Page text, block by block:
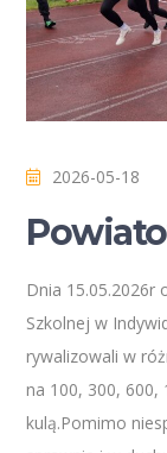
2026-05-18
Dnia 15.05.2026r
Szkolnej w
rywalizowali w
na 100, 300,
kulą.Pomimo